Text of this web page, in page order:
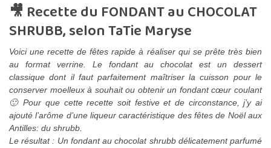
🎥 Recette du FONDANT au CHOCOLAT
SHRUBB, selon TaTie Maryse
Voici une recette de fêtes rapide à réaliser qui se prête très bien
au format verrine. Le fondant au chocolat est un dessert
classique dont il faut parfaitement maîtriser la cuisson pour le
conserver moelleux à souhait ou obtenir un fondant cœur coulant
🙂 Pour que cette recette soit festive et de circonstance, j’y ai
ajouté l’arôme d’une liqueur caractéristique des fêtes de Noël aux
Antilles: du shrubb.
Le résultat : Un fondant au chocolat shrubb délicatement parfumé